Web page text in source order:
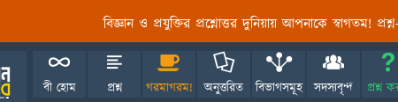
বিজ্ঞান ও প্রযুক্তির প্রশ্নোত্তর দুনিয়ায় আপনাকে স্বাগতম!
বী হোম প্রশ্ন গরমাগরম! অনুত্তরিত বিভাগসমূহ সদস্যবৃন্দ প্রশ্ন